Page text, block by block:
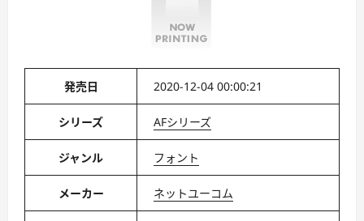
発売日 2020-12-04 00:00:21
シリーズ AFシリーズ
ジャンル フォント
メーカー ネットユーコム